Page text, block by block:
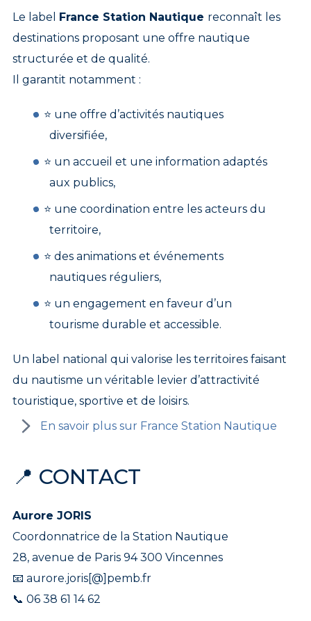
Le label France Station Nautique reconnaît les
destinations proposant une offre nautique
structurée et de qualité.
Il garantit notamment :
⭐ une offre d’activités nautiques
diversifiée,
⭐ un accueil et une information adaptés
aux publics,
⭐ une coordination entre les acteurs du
territoire,
⭐ des animations et événements
nautiques réguliers,
⭐ un engagement en faveur d’un
tourisme durable et accessible.
Un label national qui valorise les territoires faisant
du nautisme un véritable levier d’attractivité
touristique, sportive et de loisirs.
En savoir plus sur France Station Nautique
📍 CONTACT
Aurore JORIS
Coordonnatrice de la Station Nautique
28, avenue de Paris 94 300 Vincennes
📧 aurore.joris[@]pemb.fr
📞 06 38 61 14 62